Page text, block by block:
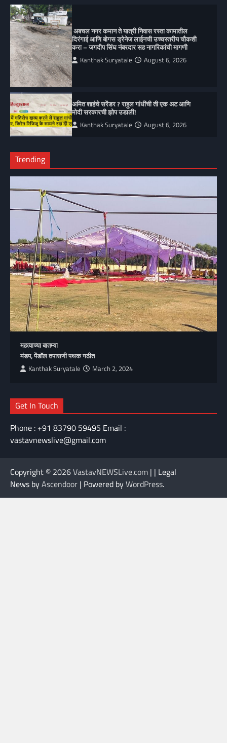
अबचल नगर कमान ते यात्री निवास रस्ता कामातील
दिरंगाई आणि बोगस ड्रेनेज लाईनची उच्चस्तरीय चौकशी
करा – जगदीप सिंघ नंबरदार सह नागरिकांची मागणी
Kanthak Suryatale August 6, 2026
अमित शाहंचे सरेंडर ? राहुल गांधींची ती एक अट आणि
मोदी सरकारची झोप उडाली!
Kanthak Suryatale August 6, 2026
Trending
महत्वाच्या बातम्या
मंडप, पेंडॉल तपासणी पथक गठीत
Kanthak Suryatale March 2, 2024
Get In Touch
Phone : +91 83790 59495 Email :
vastavnewslive@gmail.com
Copyright © 2026VastavNEWSLive.com | | Legal
News byAscendoor | Powered byWordPress.